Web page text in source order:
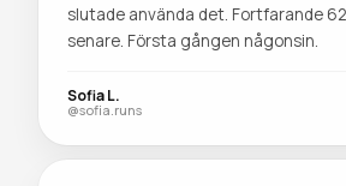
slutade använda det. Fortfarande
senare. Första gången någonsin.
Sofia L.
@sofia.runs